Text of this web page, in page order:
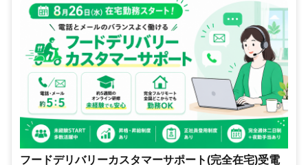
フードデリバリーカスタマーサポート(完全在宅)受電